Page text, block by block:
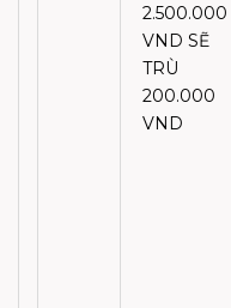
2.500.000
VND SẼ
TRÙ
200.000
VND